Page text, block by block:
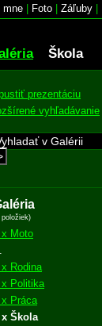
mne Foto Záľuby
Škola
prezentáciu
vyhľadávanie
položiek)
x Moto
Rodina
Politika
Práca
x Škola